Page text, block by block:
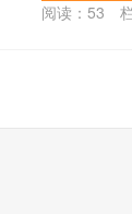
阅读： 53